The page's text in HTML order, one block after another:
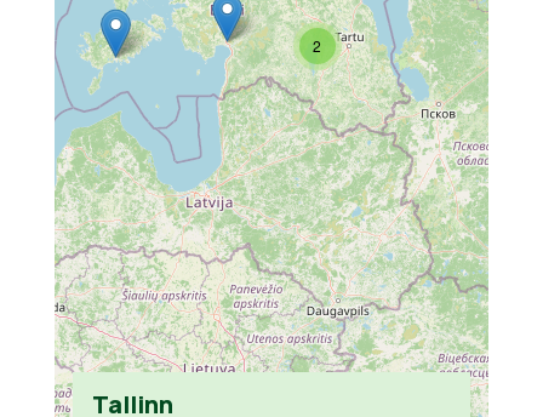
2
Tallinn